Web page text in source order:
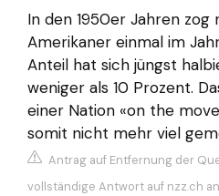
In den 1950er Jahren
Amerikaner einmal im
Anteil hat sich jüngst
weniger als 10 Prozent.
einer Nation «on the
somit nicht mehr viel
Antrag auf Entfernung der
vollständige Antwort auf nzz.ch an